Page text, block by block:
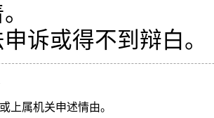
诉或得不到辩白。
上属机关申述情由。